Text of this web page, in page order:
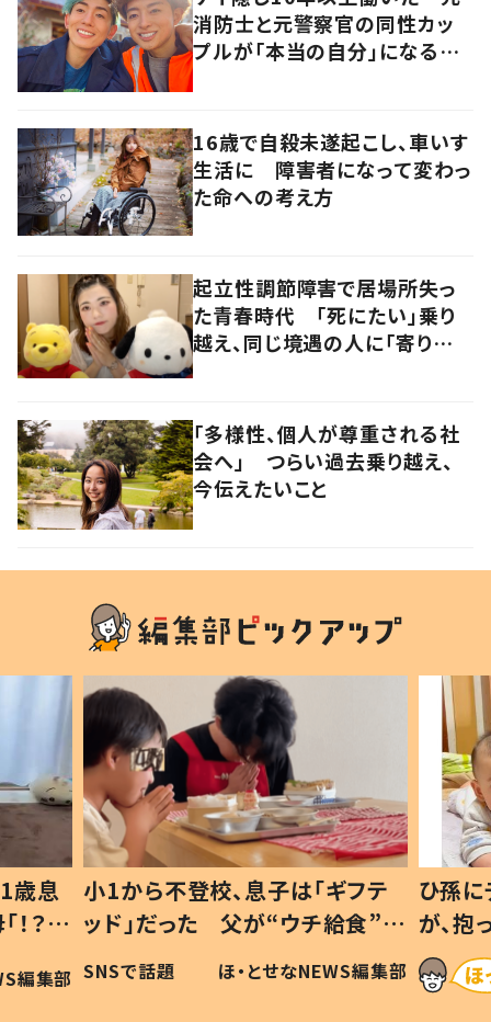
消防士と元警察官の同性カッ
プルが「本当の自分」になるま
16歳で自殺未遂起こし、車いす
生活に 障害者になって変わっ
た命への考え方
起立性調節障害で居場所失っ
た青春時代 「死にたい」乗り
越え、同じ境遇の人に「寄り添
「多様性、個人が尊重される社
会へ」 つらい過去乗り越え、
今伝えたいこと
フテ
食”を
編集部
ひ孫にデレデレな80歳じいじ
が、抱っこすると…ひ孫の反応に
「涙が出ました」「可愛くて仕方な
い」
ほ・とせなNEWS編集部